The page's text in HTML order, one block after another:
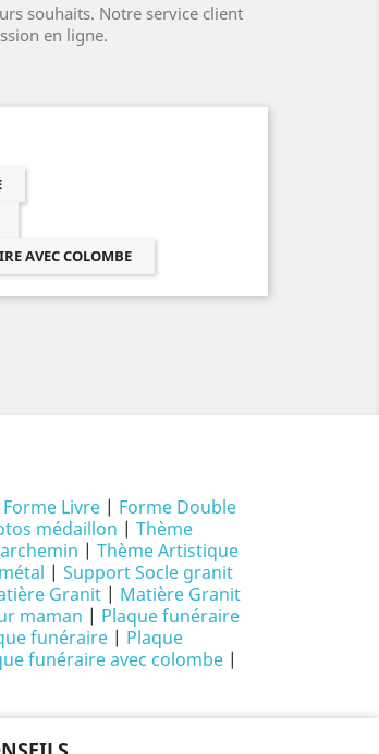
souhaits. Notre service client
en ligne.
AVEC COLOMBE
Forme Livre | Forme Double
médaillon | Thème
| Thème Artistique
| Support Socle granit
Granit | Matière Granit
maman | Plaque funéraire
funéraire | Plaque
funéraire avec colombe |